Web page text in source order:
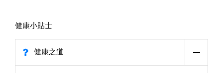
健康小貼士
健康之道